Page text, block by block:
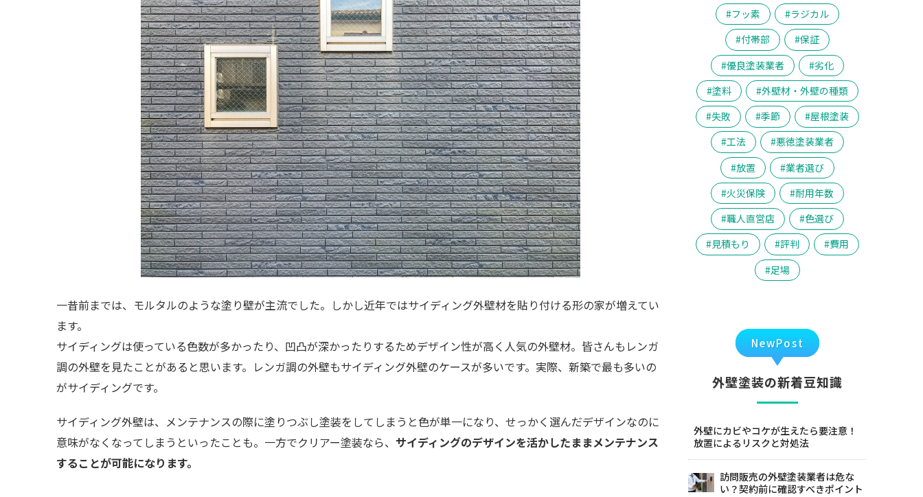
一昔前までは、モルタルのような塗り壁が主流でした。しかし近年ではサイディング外壁材を貼り付ける形の家が増えてい
ます。
サイディングは使っている色数が多かったり、凹凸が深かったりするためデザイン性が高く人気の外壁材。皆さんもレンガ
調の外壁を見たことがあると思います。レンガ調の外壁もサイディング外壁のケースが多いです。実際、新築で最も多いの
がサイディングです。
サイディング外壁は、メンテナンスの際に塗りつぶし塗装をしてしまうと色が単一になり、せっかく選んだデザインなのに
意味がなくなってしまうといったことも。一方でクリアー塗装なら、 サイディングのデザインを活かしたままメンテナンス
することが可能になります。
フッ素
ラジカル
付帯部
保証
優良塗装業者
劣化
塗料
外壁材・外壁の種類
失敗
季節
屋根塗装
工法
悪徳塗装業者
放置
業者選び
火災保険
耐用年数
職人直営店
色選び
見積もり
評判
費用
足場
NewPost
外壁塗装の新着豆知識
外壁にカビやコケが生えたら要注意！
放置によるリスクと対処法
訪問販売の外壁塗装業者は危な
い？契約前に確認すべきポイント